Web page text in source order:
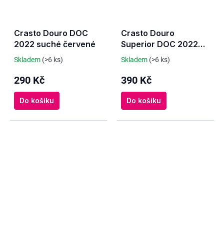
Crasto Douro DOC
2022 suché červené
Skladem (>6 ks)
290 Kč
Do košíku
Crasto Douro
Superior DOC 2022
suché červené
Skladem (>6 ks)
390 Kč
Do košíku